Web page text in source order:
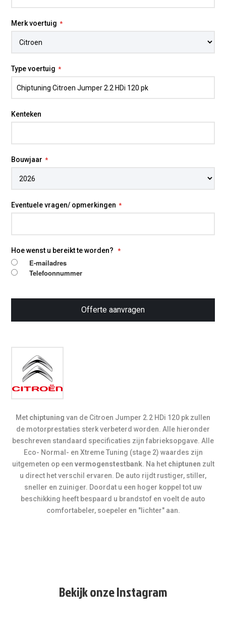
Merk voertuig
Type voertuig
Kenteken
Bouwjaar
Eventuele vragen/ opmerkingen
Hoe wenst u bereikt te worden?
E-mailadres
Telefoonnummer
Offerte aanvragen
Met chiptuning van de Citroen Jumper 2.2 HDi 120 pk zullen
de motorprestaties sterk verbeterd worden. Alle hieronder
beschreven standaard specificaties zijn fabrieksopgave. Alle
Eco- Normal- en Xtreme Tuning (stage 2) waardes zijn
uitgemeten op een vermogenstestbank. Na het chiptunen zult
u direct het verschil ervaren. De auto rijdt rustiger, stiller,
sneller en zuiniger. Doordat u een hoger koppel tot uw
beschikking heeft bespaard u brandstof en voelt de auto
comfortabeler, soepeler en "lichter" aan.
Bekijk onze Instagram